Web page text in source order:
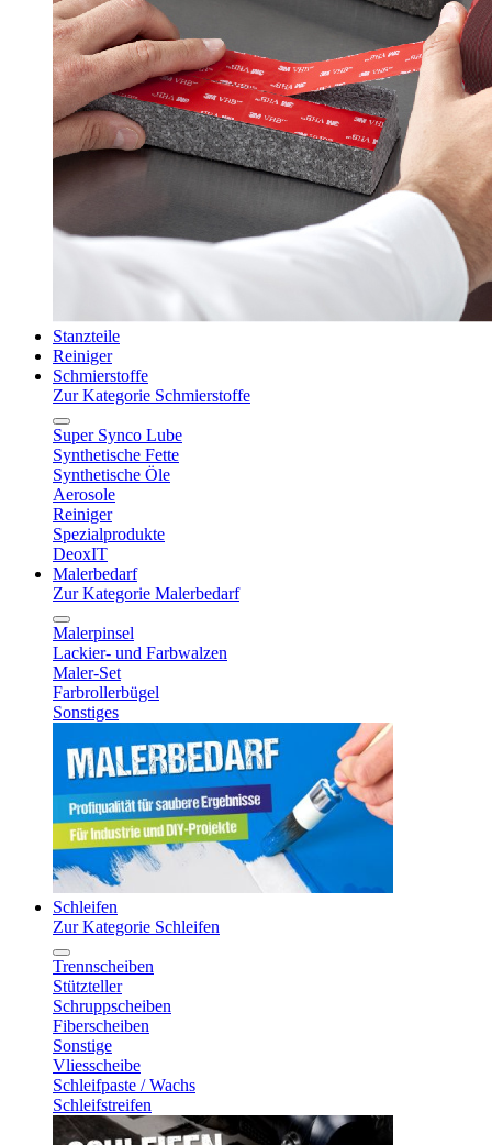
Stanzteile
Reiniger
Schmierstoffe
Zur Kategorie Schmierstoffe
Super Synco Lube
Synthetische Fette
Synthetische Öle
Aerosole
Reiniger
Spezialprodukte
DeoxIT
Malerbedarf
Zur Kategorie Malerbedarf
Malerpinsel
Lackier- und Farbwalzen
Maler-Set
Farbrollerbügel
Sonstiges
Schleifen
Zur Kategorie Schleifen
Trennscheiben
Stützteller
Schruppscheiben
Fiberscheiben
Sonstige
Vliesscheibe
Schleifpaste / Wachs
Schleifstreifen